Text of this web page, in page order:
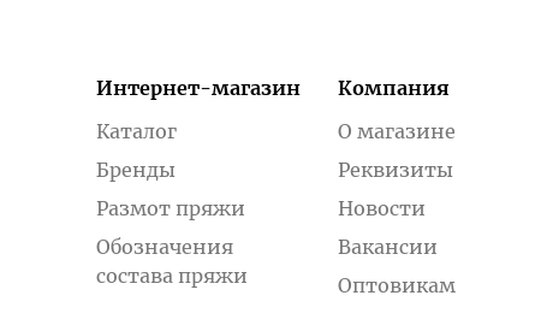
Интернет-магазин
Каталог
Бренды
Размот пряжи
Обозначения
состава пряжи
Компания
О магазине
Реквизиты
Новости
Вакансии
Оптовикам